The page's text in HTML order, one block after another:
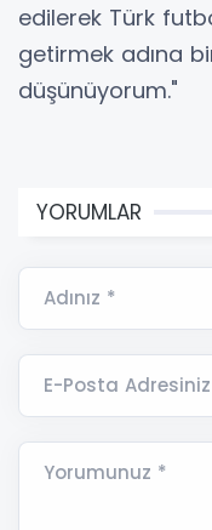
edilerek Türk
getirmek adına
düşünüyorum."
YORUMLAR
Adınız *
E-Posta
Yorumunuz *